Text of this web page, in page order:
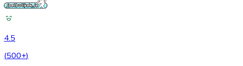
4.5
(500+)